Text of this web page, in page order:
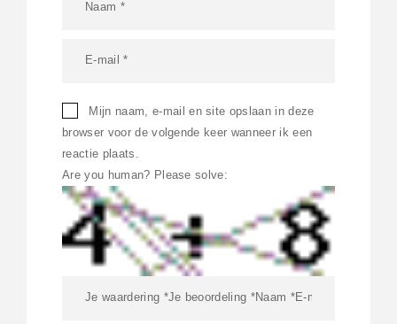
Mijn naam, e-mail en site opslaan in deze
browser voor de volgende keer wanneer ik een
reactie plaats.
Are you human? Please solve: